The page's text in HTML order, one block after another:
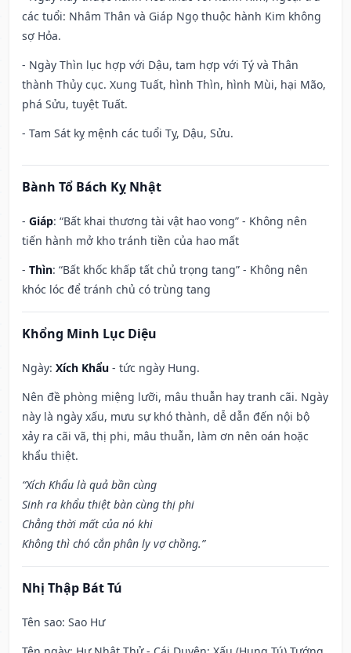
các tuổi: Nhâm Thân và Giáp Ngọ thuộc hành Kim không
sợ Hỏa.
- Ngày Thìn lục hợp với Dậu, tam hợp với Tý và Thân
thành Thủy cục. Xung Tuất, hình Thìn, hình Mùi, hại Mão,
phá Sửu, tuyệt Tuất.
- Tam Sát kỵ mệnh các tuổi Tỵ, Dậu, Sửu.
Bành Tổ Bách Kỵ Nhật
- Giáp: “Bất khai thương tài vật hao vong” - Không nên
tiến hành mở kho tránh tiền của hao mất
- Thìn: “Bất khốc khấp tất chủ trọng tang” - Không nên
khóc lóc để tránh chủ có trùng tang
Khổng Minh Lục Diệu
Ngày: Xích Khẩu - tức ngày Hung.
Nên đề phòng miệng lưỡi, mâu thuẫn hay tranh cãi. Ngày
này là ngày xấu, mưu sự khó thành, dễ dẫn đến nội bộ
xảy ra cãi vã, thị phi, mâu thuẫn, làm ơn nên oán hoặc
khẩu thiệt.
“Xích Khẩu là quả bần cùng
Sinh ra khẩu thiệt bàn cùng thị phi
Chẳng thời mất của nó khi
Không thì chó cắn phân ly vợ chồng.”
Nhị Thập Bát Tú
Tên sao: Sao Hư